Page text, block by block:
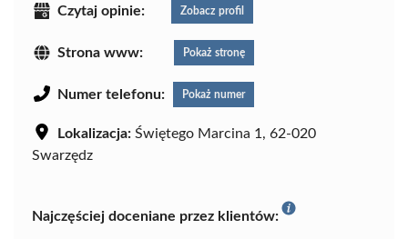
Czytaj opinie: Zobacz profil
Strona www: Pokaż stronę
Numer telefonu: Pokaż numer
Lokalizacja: Świętego Marcina 1, 62-020
Swarzędz
Najczęściej doceniane przez klientów: